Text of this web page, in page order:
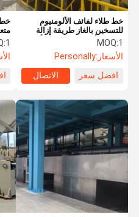
خط
1
خط طلاء لفائف الألومنيوم
للتسخين بالغاز طريقة إزالة
لفائف الألومنيوم الفردية أو
المزدوجة
MOQ:1
الأسعار:Personally
افضل سعر
الاتصال